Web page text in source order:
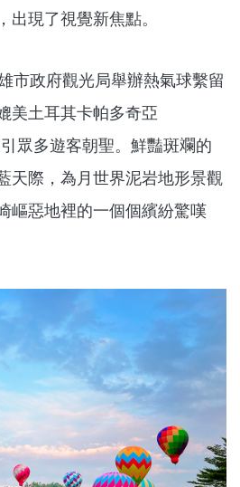
現了視覺新焦點。
政府觀光局舉辦熱氣球繫留
美土耳其卡帕多奇亞
眾多遊客朝聖。鮮豔斑斕的
天際，為月世界泥岩地形景觀
嶇惡地裡的一個個繽紛驚嘆